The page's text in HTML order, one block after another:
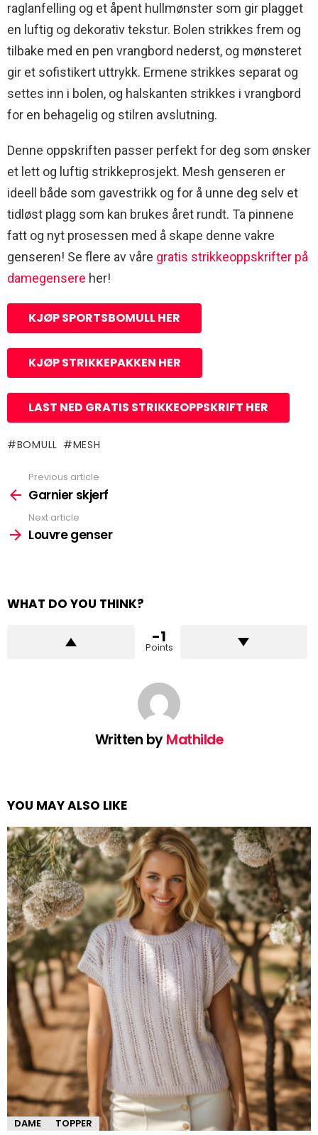
raglanfelling og et åpent hullmønster som gir plagget
en luftig og dekorativ tekstur. Bolen strikkes frem og
tilbake med en pen vrangbord nederst, og mønsteret
gir et sofistikert uttrykk. Ermene strikkes separat og
settes inn i bolen, og halskanten strikkes i vrangbord
for en behagelig og stilren avslutning.
Denne oppskriften passer perfekt for deg som ønsker
et lett og luftig strikkeprosjekt. Mesh genseren er
ideell både som gavestrikk og for å unne deg selv et
tidløst plagg som kan brukes året rundt. Ta pinnene
fatt og nyt prosessen med å skape denne vakre
genseren! Se flere av våre gratis strikkeoppskrifter på
damegensere her!
KJØP SPORTSBOMULL HER
KJØP STRIKKEPAKKEN HER
LAST NED GRATIS STRIKKEOPPSKRIFT HER
BOMULL MESH
more
Previous article
Garnier skjerf
Next article
Louvre genser
WHAT DO YOU THINK?
-1
Points
Written byMathilde
YOU MAY ALSO LIKE
DAME TOPPER